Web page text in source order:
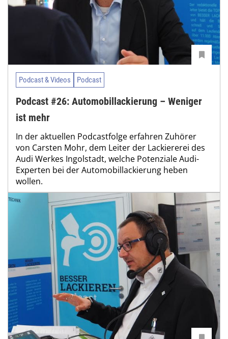
Podcast & Videos Podcast
Podcast #26: Automobillackierung – Weniger
ist mehr
In der aktuellen Podcastfolge erfahren Zuhörer
von Carsten Mohr, dem Leiter der Lackiererei des
Audi Werkes Ingolstadt, welche Potenziale Audi-
Experten bei der Automobillackierung heben
wollen.